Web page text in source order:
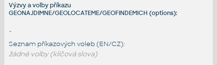
Výzvy a volby příkazu
GEONAJDIMNE/GEOLOCATEME/GEOFINDEMICH (options):
-
Seznam příkazových voleb (EN/CZ):
žádné volby (klíčová slova)